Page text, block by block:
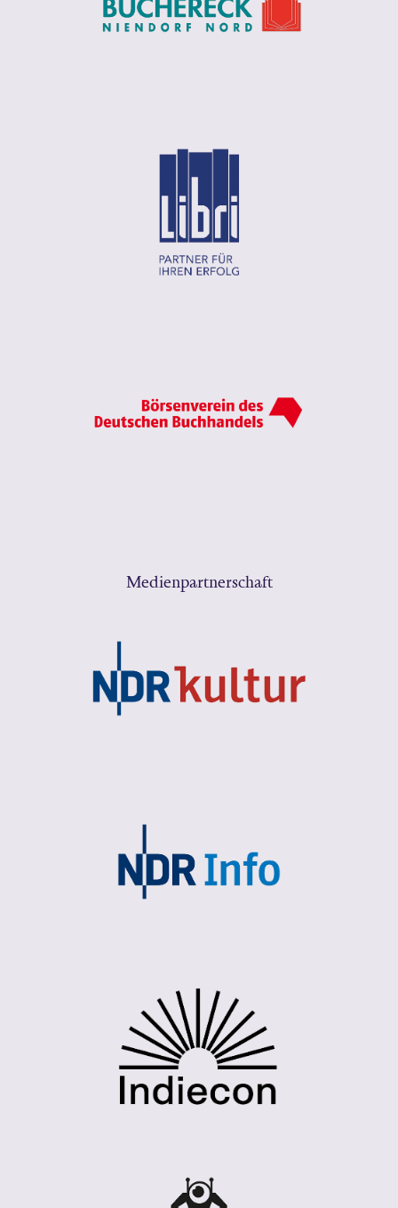
Medienpartnerschaft